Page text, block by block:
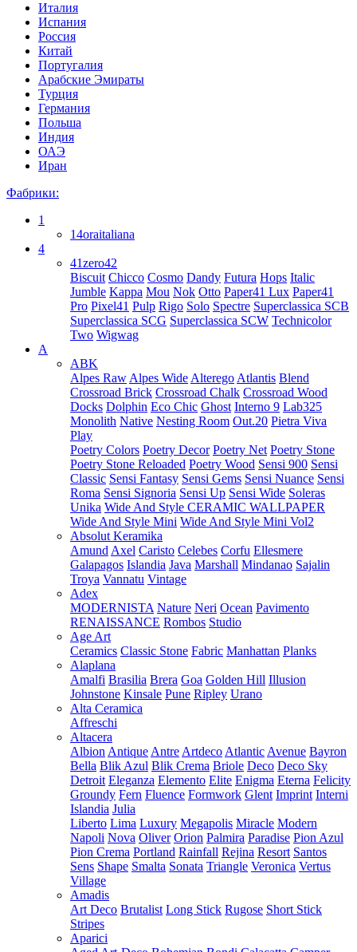
Италия
Испания
Россия
Китай
Португалия
Арабские Эмираты
Турция
Германия
Польша
Индия
ОАЭ
Иран
Фабрики:
1
14oraitaliana
4
41zero42
Biscuit Chicco Cosmo Dandy Futura Hops Italic
Jumble Kappa Mou Nok Otto Paper41 Lux Paper41
Pro Pixel41 Pulp Rigo Solo Spectre Superclassica SCB
Superclassica SCG Superclassica SCW Technicolor
Two Wigwag
A
ABK
Alpes Raw Alpes Wide Alterego Atlantis Blend
Crossroad Brick Crossroad Chalk Crossroad Wood
Docks Dolphin Eco Chic Ghost Interno 9 Lab325
Monolith Native Nesting Room Out.20 Pietra Viva
Play
Poetry Colors Poetry Decor Poetry Net Poetry Stone
Poetry Stone Reloaded Poetry Wood Sensi 900 Sensi
Classic Sensi Fantasy Sensi Gems Sensi Nuance Sensi
Roma Sensi Signoria Sensi Up Sensi Wide Soleras
Unika Wide And Style CERAMIC WALLPAPER
Wide And Style Mini Wide And Style Mini Vol2
Absolut Keramika
Amund Axel Caristo Celebes Corfu Ellesmere
Galapagos Islandia Java Marshall Mindanao Sajalin
Troya Vannatu Vintage
Adex
MODERNISTA Nature Neri Ocean Pavimento
RENAISSANCE Rombos Studio
Age Art
Ceramics Classic Stone Fabric Manhattan Planks
Alaplana
Amalfi Brasilia Brera Goa Golden Hill Illusion
Johnstone Kinsale Pune Ripley Urano
Alta Ceramica
Affreschi
Altacera
Albion Antique Antre Artdeco Atlantic Avenue Bayron
Bella Blik Azul Blik Crema Briole Deco Deco Sky
Detroit Eleganza Elemento Elite Enigma Eterna Felicity
Groundy Fern Fluence Formwork Glent Imprint Interni
Islandia Julia
Liberto Lima Luxury Megapolis Miracle Modern
Napoli Nova Oliver Orion Palmira Paradise Pion Azul
Pion Crema Portland Rainfall Rejina Resort Santos
Sens Shape Smalta Sonata Triangle Veronica Vertus
Village
Amadis
Art Deco Brutalist Long Stick Rugose Short Stick
Stripes
Aparici